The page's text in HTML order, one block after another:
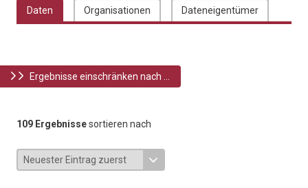
Daten Organisationen Dateneigentümer
Ergebnisse einschränken nach ...
109 Ergebnissesortieren nach